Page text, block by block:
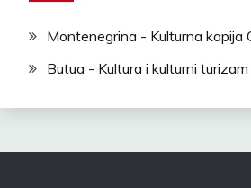
Montenegrina - Kulturna kapija
Butua - Kultura i kulturni